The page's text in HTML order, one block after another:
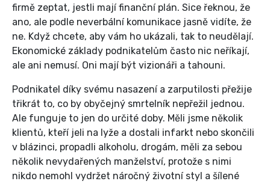
firmě zeptat, jestli mají finanční plán. Sice řeknou, že
ano, ale podle neverbální komunikace jasně vidíte, že
ne. Když chcete, aby vám ho ukázali, tak to neudělají.
Ekonomické základy podnikatelům často nic neříkají,
ale ani nemusí. Oni mají být vizionáři a tahouni.
Podnikatel díky svému nasazení a zarputilosti přežije
třikrát to, co by obyčejný smrtelník nepřežil jednou.
Ale funguje to jen do určité doby. Měli jsme několik
klientů, kteří jeli na lyže a dostali infarkt nebo skončili
v blázinci, propadli alkoholu, drogám, měli za sebou
několik nevydařených manželství, protože s nimi
nikdo nemohl vydržet náročný životní styl a šílené